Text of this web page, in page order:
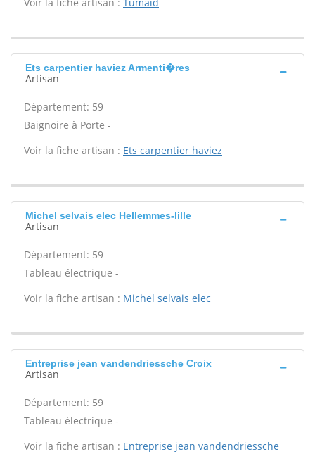
Ets carpentier haviez Armenti�res
Artisan
Département: 59
Baignoire à Porte -
Voir la fiche artisan : Ets carpentier haviez
Michel selvais elec Hellemmes-lille
Artisan
Département: 59
Tableau électrique -
Voir la fiche artisan : Michel selvais elec
Entreprise jean vandendriessche Croix
Artisan
Département: 59
Tableau électrique -
Voir la fiche artisan : Entreprise jean vandendriessche